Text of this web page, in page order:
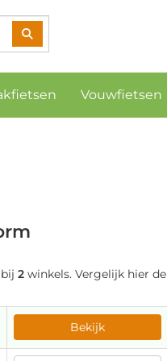
Vouwfietsen
2 winkels. Vergelijk hier de
Bekijk